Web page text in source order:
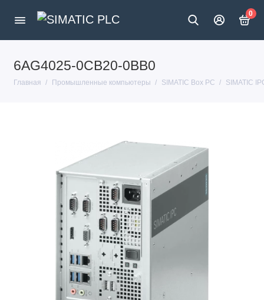
0
6AG4025-0CB20-0BB0
Главная Промышленные компьютеры SIMATIC Box PC SIMATIC